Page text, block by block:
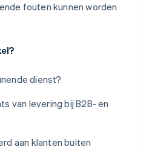
fouten kunnen worden
dienst?
van levering bij B2B- en
aan klanten buiten